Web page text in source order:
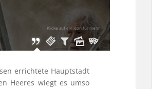
Klicke auf ein Icon für mehr
errichtete Hauptstadt
Heeres wiegt es umso